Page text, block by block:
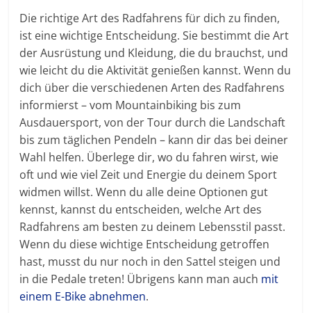
Die richtige Art des Radfahrens für dich zu finden,
ist eine wichtige Entscheidung. Sie bestimmt die Art
der Ausrüstung und Kleidung, die du brauchst, und
wie leicht du die Aktivität genießen kannst. Wenn du
dich über die verschiedenen Arten des Radfahrens
informierst – vom Mountainbiking bis zum
Ausdauersport, von der Tour durch die Landschaft
bis zum täglichen Pendeln – kann dir das bei deiner
Wahl helfen. Überlege dir, wo du fahren wirst, wie
oft und wie viel Zeit und Energie du deinem Sport
widmen willst. Wenn du alle deine Optionen gut
kennst, kannst du entscheiden, welche Art des
Radfahrens am besten zu deinem Lebensstil passt.
Wenn du diese wichtige Entscheidung getroffen
hast, musst du nur noch in den Sattel steigen und
in die Pedale treten! Übrigens kann man auch mit
einem E-Bike abnehmen.